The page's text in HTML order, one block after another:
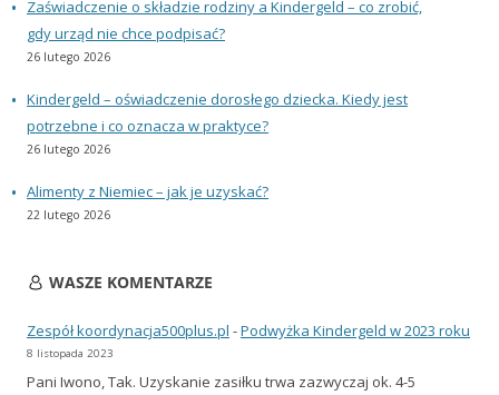
Zaświadczenie o składzie rodziny a Kindergeld – co zrobić,
gdy urząd nie chce podpisać?
26 lutego 2026
Kindergeld – oświadczenie dorosłego dziecka. Kiedy jest
potrzebne i co oznacza w praktyce?
26 lutego 2026
Alimenty z Niemiec – jak je uzyskać?
22 lutego 2026
WASZE KOMENTARZE
Zespół koordynacja500plus.pl -Podwyżka Kindergeld w 2023 roku
8 listopada 2023
Pani Iwono, Tak. Uzyskanie zasiłku trwa zazwyczaj ok. 4-5